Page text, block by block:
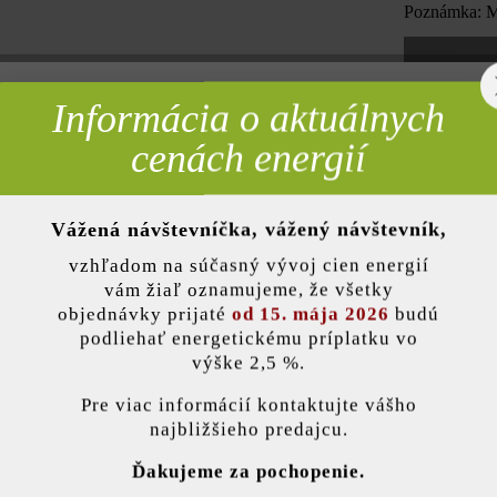
Poznámka:
Pridať
Opis produktu
skratka pre šírku múra cca 24 cm) ponúka veľa možností
výšok. Na tejto stránke vám prezentujeme bosovanú verziu –
svojím vzhľadom priblíži k prírodnému kameňu. Mimoriadne
voľnej väzbe predstavuje aj vo forme vysokého záhradného múrika
používa súbory cookie, aby vám ponúkla najlepšiu možnú funkčnosť...
Informácia o aktuálnych
cenách energií
Vážená návštevníčka, vážený návštevník,
vzhľadom na súčasný vývoj cien energií
vám žiaľ oznamujeme, že všetky
objednávky prijaté od 15. mája 2026 budú
podliehať energetickému príplatku vo
výške 2,5 %.
Pre viac informácií kontaktujte vášho
najbližšieho predajcu.
Ďakujeme za pochopenie.